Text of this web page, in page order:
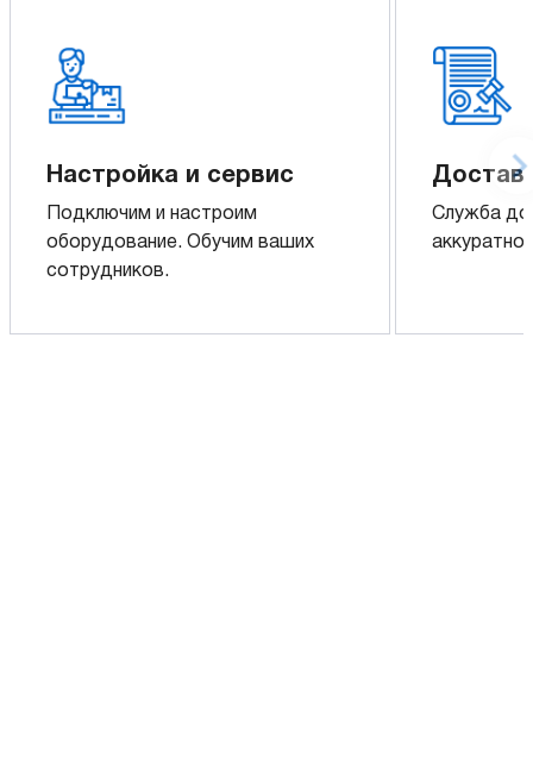
Настройка и сервис
Подключим и настроим
оборудование. Обучим ваших
сотрудников.
Служба
аккуратно